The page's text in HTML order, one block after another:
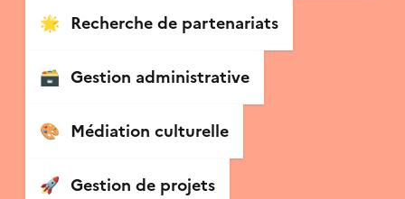
🌟 Recherche de partenariats
🗃 Gestion administrative
🎨 Médiation culturelle
🚀 Gestion de projets